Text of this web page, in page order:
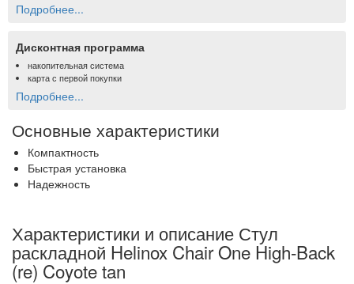
Подробнее...
Дисконтная программа
накопительная система
карта с первой покупки
Подробнее...
Основные характеристики
Компактность
Быстрая установка
Надежность
Характеристики и описание Стул
раскладной Helinox Chair One High-Back
(re) Coyote tan